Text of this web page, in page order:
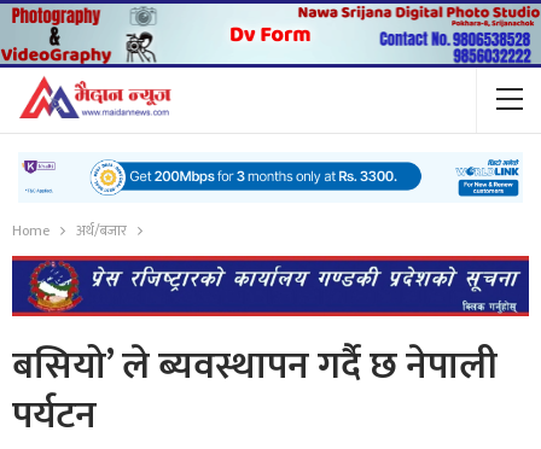
Home अर्थ/बजार
बसियो’ ले ब्यवस्थापन गर्दै छ नेपाली
पर्यटन